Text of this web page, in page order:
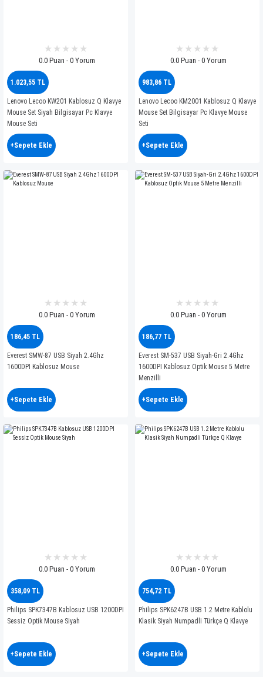
0.0 Puan - 0 Yorum
1.023,55 TL
Lenovo Lecoo KW201 Kablosuz Q Klavye
Mouse Set Siyah Bilgisayar Pc Klavye
Mouse Seti
+Sepete Ekle
0.0 Puan - 0 Yorum
983,86 TL
Lenovo Lecoo KM2001 Kablosuz Q Klavye
Mouse Set Bilgisayar Pc Klavye Mouse
Seti
+Sepete Ekle
0.0 Puan - 0 Yorum
186,45 TL
Everest SMW-87 USB Siyah 2.4Ghz
1600DPI Kablosuz Mouse
+Sepete Ekle
0.0 Puan - 0 Yorum
186,77 TL
Everest SM-537 USB Siyah-Gri 2.4Ghz
1600DPI Kablosuz Optik Mouse 5 Metre
Menzilli
+Sepete Ekle
0.0 Puan - 0 Yorum
358,09 TL
Philips SPK7347B Kablosuz USB 1200DPI
Sessiz Optik Mouse Siyah
+Sepete Ekle
0.0 Puan - 0 Yorum
754,72 TL
Philips SPK6247B USB 1.2 Metre Kablolu
Klasik Siyah Numpadli Türkçe Q Klavye
+Sepete Ekle